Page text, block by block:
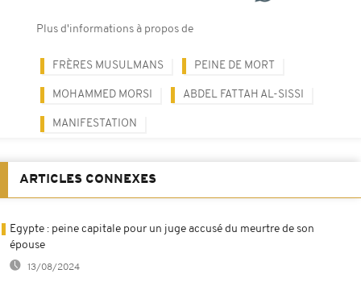
Plus d'informations à propos de
FRÈRES MUSULMANS PEINE DE MORT
MOHAMMED MORSI ABDEL FATTAH AL-SISSI
MANIFESTATION
ARTICLES CONNEXES
Egypte : peine capitale pour un juge accusé du meurtre de son
épouse
13/08/2024